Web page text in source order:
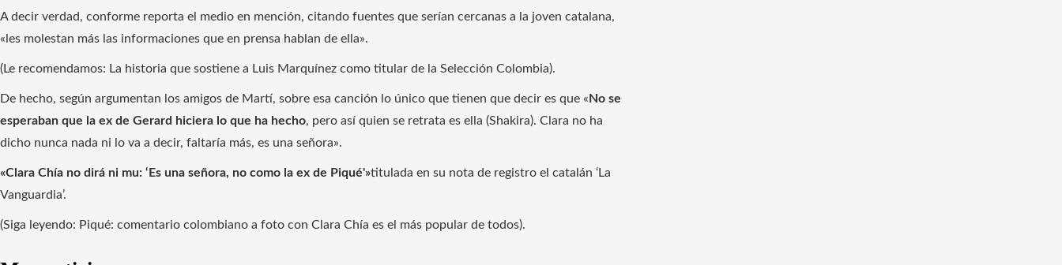
A decir verdad, conforme reporta el medio en mención, citando fuentes que serían cercanas a la joven catalana,
«les molestan más las informaciones que en prensa hablan de ella».
(Le recomendamos: La historia que sostiene a Luis Marquínez como titular de la Selección Colombia).
De hecho, según argumentan los amigos de Martí, sobre esa canción lo único que tienen que decir es que « No se
esperaban que la ex de Gerard hiciera lo que ha hecho, pero así quien se retrata es ella (Shakira). Clara no ha
dicho nunca nada ni lo va a decir, faltaría más, es una señora».
«Clara Chía no dirá ni mu: ‘Es una señora, no como la ex de Piqué'»titulada en su nota de registro el catalán ‘La
Vanguardia’.
(Siga leyendo: Piqué: comentario colombiano a foto con Clara Chía es el más popular de todos).